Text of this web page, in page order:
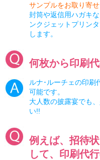
サンプルをお取り寄せ
封筒や返信用ハガキ
ンクジェットプリン
します。
何枚から印刷
ルナ･ルーチェの印刷
可能です。
大人数の披露宴でも
い!!
例えば、招待
して、印刷代